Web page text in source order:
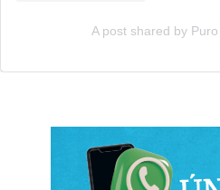
A post shared by